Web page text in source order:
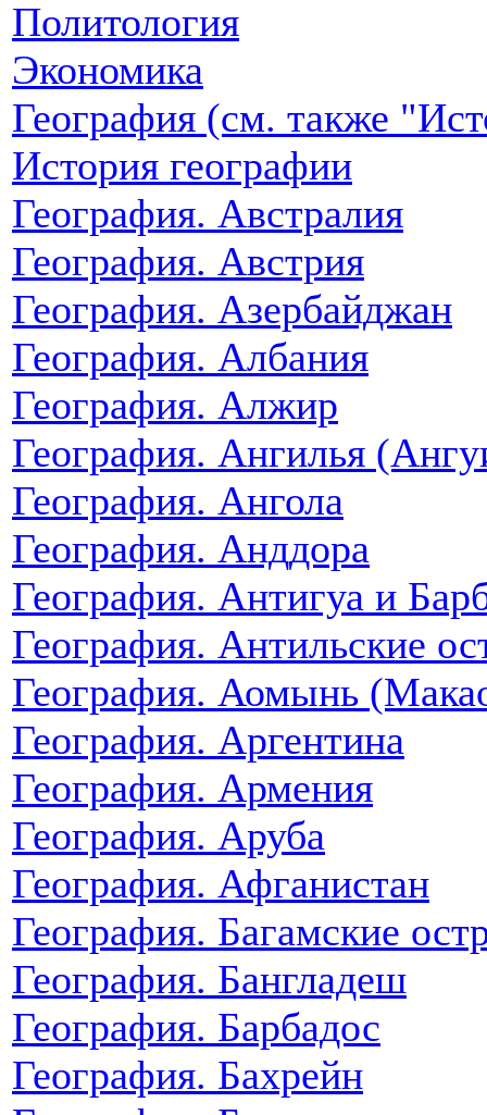
Политология
Экономика
География (см. также
История географии
География. Австралия
География. Австрия
География. Азербайджан
География. Албания
География. Алжир
География. Ангилья
География. Ангола
География. Анддора
География. Антигуа и
География. Антильские
География. Аомынь
География. Аргентина
География. Армения
География. Аруба
География. Афганистан
География. Багамские
География. Бангладеш
География. Барбадос
География. Бахрейн